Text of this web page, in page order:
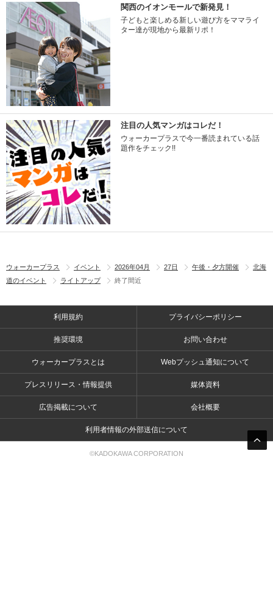
関西のイオンモールで新発見！
子どもと楽しめる新しい遊び方をママライ
ター達が現地から最新リポ！
注目の人気マンガはコレだ！
ウォーカープラスで今一番読まれている話
題作をチェック!!
ウォーカープラス イベント 2026年04月 27日 午後・夕方開催
北海
道のイベント
ライトアップ 終了間近
利用規約 プライバシーポリシー
推奨環境 お問い合わせ
ウォーカープラスとは Webプッシュ通知について
プレスリリース・情報提供 媒体資料
広告掲載について 会社概要
利用者情報の外部送信について
©KADOKAWA CORPORATION